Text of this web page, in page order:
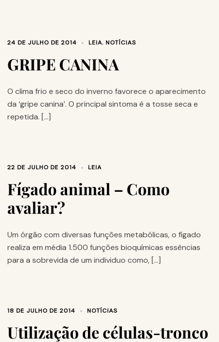
24 DE JULHO DE 2014 LEIA, NOTÍCIAS
GRIPE CANINA
O clima frio e seco do inverno favorece o aparecimento
da ‘gripe canina’. O principal sintoma é a tosse seca e
repetida. […]
22 DE JULHO DE 2014 LEIA
Fígado animal – Como
avaliar?
Um órgão com diversas funções metabólicas, o fígado
realiza em média 1.500 funções bioquímicas essências
para a sobrevida de um individuo como, […]
18 DE JULHO DE 2014 NOTÍCIAS
Utilização de células-tronco